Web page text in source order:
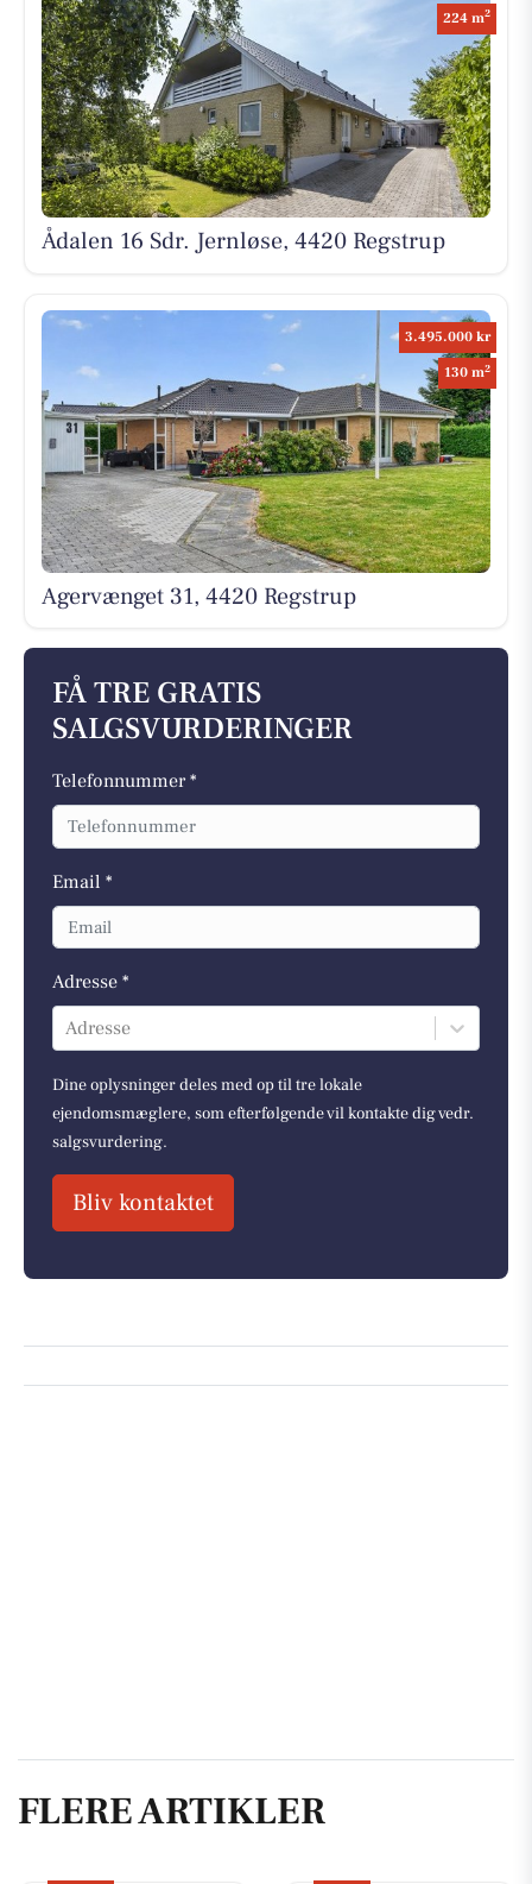
224 m2
Ådalen 16 Sdr. Jernløse, 4420 Regstrup
3.495.000 kr
130 m2
Agervænget 31, 4420 Regstrup
FÅ TRE GRATIS
SALGSVURDERINGER
Telefonnummer *
Email *
Adresse *
Adresse
Dine oplysninger deles med op til tre lokale
ejendomsmæglere, som efterfølgende vil kontakte dig vedr.
salgsvurdering.
Bliv kontaktet
FLERE ARTIKLER